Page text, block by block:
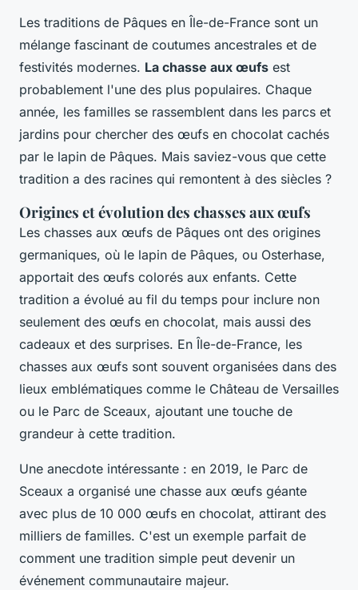
Les traditions de Pâques en Île-de-France sont un
mélange fascinant de coutumes ancestrales et de
festivités modernes. La chasse aux œufs est
probablement l'une des plus populaires. Chaque
année, les familles se rassemblent dans les parcs et
jardins pour chercher des œufs en chocolat cachés
par le lapin de Pâques. Mais saviez-vous que cette
tradition a des racines qui remontent à des siècles ?
Origines et évolution des chasses aux œufs
Les chasses aux œufs de Pâques ont des origines
germaniques, où le lapin de Pâques, ou Osterhase,
apportait des œufs colorés aux enfants. Cette
tradition a évolué au fil du temps pour inclure non
seulement des œufs en chocolat, mais aussi des
cadeaux et des surprises. En Île-de-France, les
chasses aux œufs sont souvent organisées dans des
lieux emblématiques comme le Château de Versailles
ou le Parc de Sceaux, ajoutant une touche de
grandeur à cette tradition.
Une anecdote intéressante : en 2019, le Parc de
Sceaux a organisé une chasse aux œufs géante
avec plus de 10 000 œufs en chocolat, attirant des
milliers de familles. C'est un exemple parfait de
comment une tradition simple peut devenir un
événement communautaire majeur.